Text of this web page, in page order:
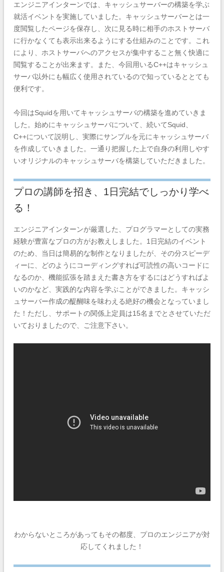
エンジニアインターンでは、キャッシュサーバーの構築を学ぶ
就活イベントを実施していました。キャッシュサーバーとは一
度閲覧したページを保存し、次に見る時に相手のホストサーバ
に行かなくても表示出来るようにする仕組みのことです。これ
により、ホストサーバへのアクセスが集中すること無く快適に
閲覧することが出来ます。また、今回用いるC++はキャッシュ
サーバ以外にも幅広く使用されているので知っているととても
便利です。
今回はSquidを用いてキャッシュサーバの構築を進めていきま
した。始めにキャッシュサーバについて、続いてSquid、
C++について説明し、実際にサンプルを元にキャッシュサーバ
を作成していきました。一通り把握した上で自身の利用しやす
いオリジナルのキャッシュサーバを構築していただきました。
プロの講師を招き、1日完結でしっかり学べ
る！
エンジニアインターンが厳選した、プログラマーとしての実務
経験が豊富なプロの方がお教えしました。1日完結のイベント
のため、当日は簡易的な制作となりましたが、その分スピーデ
ィーに、どのようにコーディングすれば可読性の高いコードに
なるのか、機能拡張を踏まえた書き方をするにはどうすればよ
いのかなど、実践的な内容を学ぶことができました。キャッシ
ュサーバー作成の醍醐味を味わえる絶好の機会となっていまし
た！ただし、サポートの関係上定員は15名までとさせていただ
いておりましたので、ご注意下さい。
わからないところがあってもその都度、プロのエンジニアが対
応してくれました！